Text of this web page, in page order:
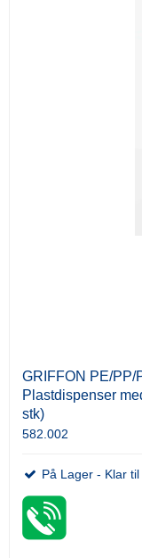
GRIFFON PE/PP/
Plastdispenser
stk)
582.002
På Lager - Klar